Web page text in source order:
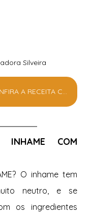
Silveira
ACESSE E CONFIRA A RECEITA COMPLETA
INHAME COM
O inhame tem
neutro, e se
os ingredientes